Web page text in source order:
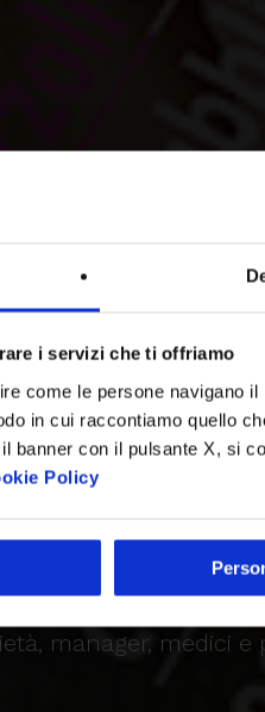
i servizi che ti offriamo
come le persone navigano
in cui raccontiamo quello
banner con il pulsante X, si
Policy
& Health
dei
di
experience per il
manager, medici e